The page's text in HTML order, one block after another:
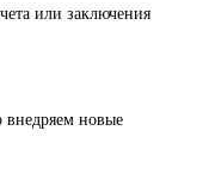
или заключения
внедряем новые